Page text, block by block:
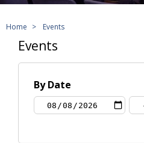
Home > Events
Events
By Date